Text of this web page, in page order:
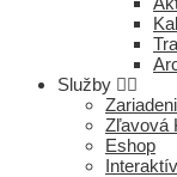
Služby
Zľavová
Eshop